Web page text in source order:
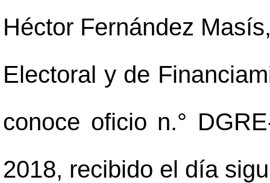
Héctor Fernández
Electoral y de
conoce oficio n.°
2018, recibido el día